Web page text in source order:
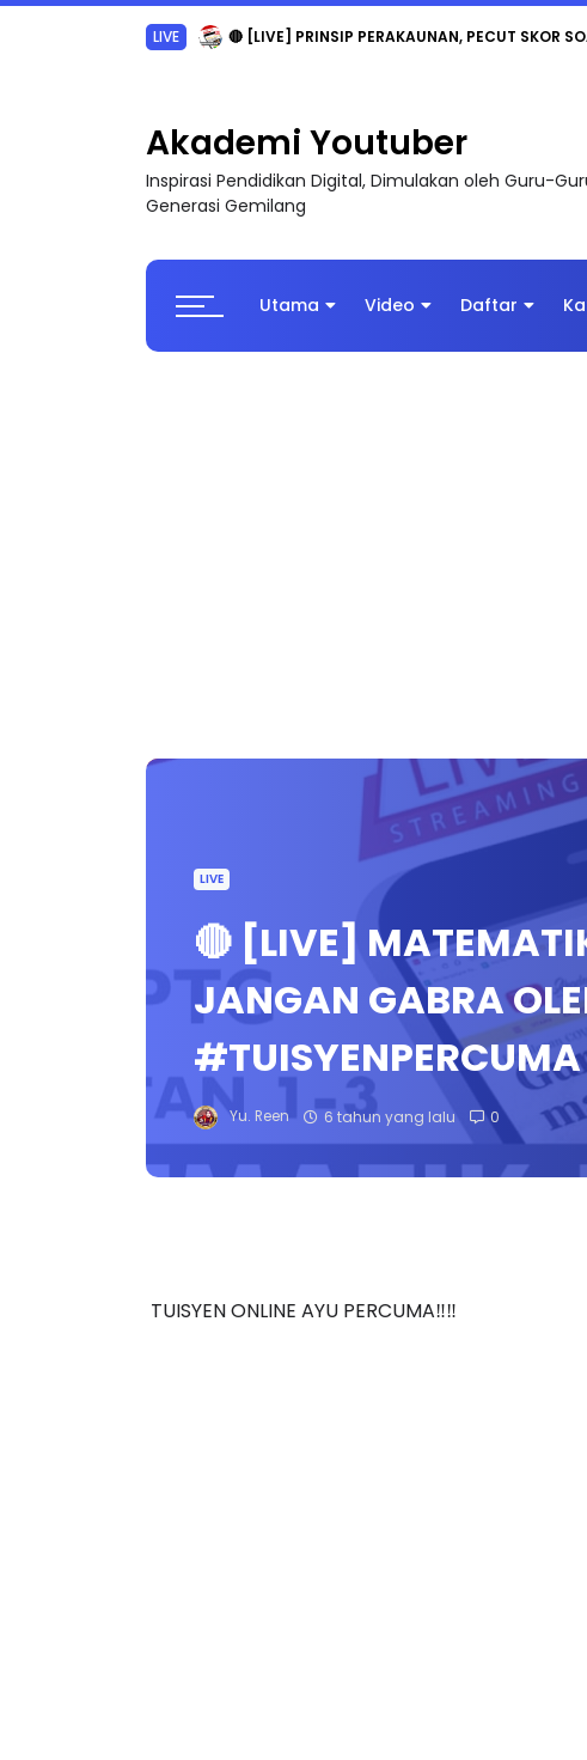
TRANSFORMASI DIGITAL GURU SIRI 7 : PAHLAWAN
Akademi Youtuber
Inspirasi Pendidikan Digital, Dimulakan oleh Guru-
Generasi Gemilang
Utama Video Daftar
LIVE
🔴 [LIVE]
JANGAN GABRA
#TUISYENPERCUMA
Yu. Reen 6 tahun yang lalu 0
TUISYEN ONLINE AYU PERCUMA‼️‼️